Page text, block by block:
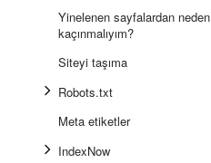
Yinelenen sayfalardan neden
kaçınmalıyım?
Siteyi taşıma
Robots.txt
Meta etiketler
IndexNow